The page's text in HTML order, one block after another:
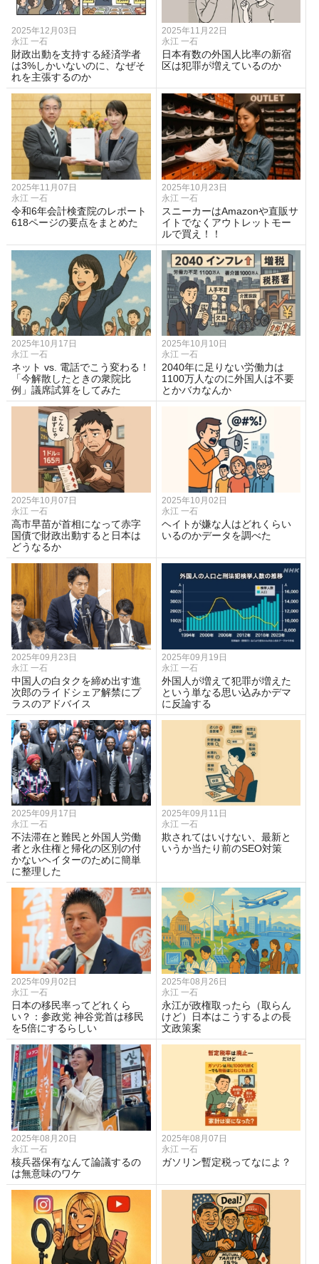
2025年12月03日
永江 一石
財政出動を支持する経済学者
は3%しかいないのに、なぜそ
れを主張するのか
2025年11月22日
永江 一石
日本有数の外国人比率の新宿
区は犯罪が増えているのか
2025年11月07日
永江 一石
令和6年会計検査院のレポート
618ページの要点をまとめた
2025年10月23日
永江 一石
スニーカーはAmazonや直販サ
イトでなくアウトレットモー
ルで買え！！
2025年10月17日
永江 一石
ネット vs. 電話でこう変わる！
「今解散したときの衆院比
例」議席試算をしてみた
2025年10月10日
永江 一石
2040年に足りない労働力は
1100万人なのに外国人は不要
とかバカなんか
2025年10月07日
永江 一石
高市早苗が首相になって赤字
国債で財政出動すると日本は
どうなるか
2025年10月02日
永江 一石
ヘイトが嫌な人はどれくらい
いるのかデータを調べた
2025年09月23日
永江 一石
中国人の白タクを締め出す進
次郎のライドシェア解禁にプ
ラスのアドバイス
2025年09月19日
永江 一石
外国人が増えて犯罪が増えた
という単なる思い込みかデマ
に反論する
2025年09月17日
永江 一石
不法滞在と難民と外国人労働
者と永住権と帰化の区別の付
かないヘイターのために簡単
に整理した
2025年09月11日
永江 一石
欺されてはいけない、最新と
いうか当たり前のSEO対策
2025年09月02日
永江 一石
日本の移民率ってどれくら
い？：参政党 神谷党首は移民
を5倍にするらしい
2025年08月26日
永江 一石
永江が政権取ったら（取らん
けど）日本はこうするよの長
文政策案
2025年08月20日
永江 一石
核兵器保有なんて論議するの
は無意味のワケ
2025年08月07日
永江 一石
ガソリン暫定税ってなによ？